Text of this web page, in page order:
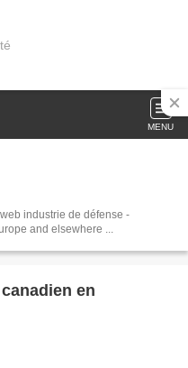
MENU
industrie de défense -
and elsewhere ...
en